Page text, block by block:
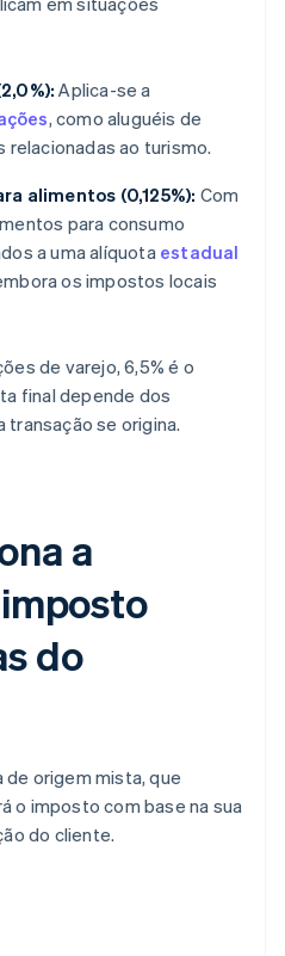
Aplica-se a
, como aluguéis de
ao turismo.
alimentos (0,125%): Com
para consumo
a uma alíquota estadual
os impostos locais
de varejo, 6,5% é o
final depende dos
se origina.
a
do
de origem mista, que
o imposto com base na sua
do cliente.